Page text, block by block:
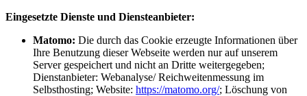
Eingesetzte Dienste und Diensteanbieter:
Matomo: Die durch das Cookie erzeugte Informationen über
Ihre Benutzung dieser Webseite werden nur auf unserem
Server gespeichert und nicht an Dritte weitergegeben;
Dienstanbieter: Webanalyse/ Reichweitenmessung im
Selbsthosting; Website: https://matomo.org/; Löschung von